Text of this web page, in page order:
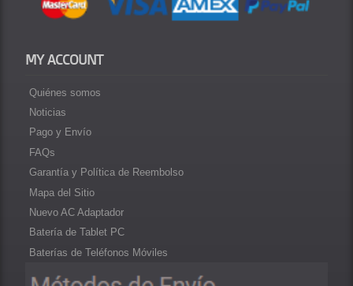
MY ACCOUNT
Quiénes somos
Noticias
Pago y Envío
FAQs
Garantía y Política de Reembolso
Mapa del Sitio
Nuevo AC Adaptador
Batería de Tablet PC
Baterías de Teléfonos Móviles